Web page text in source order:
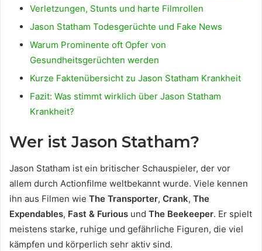
Verletzungen, Stunts und harte Filmrollen
Jason Statham Todesgerüchte und Fake News
Warum Prominente oft Opfer von
Gesundheitsgerüchten werden
Kurze Faktenübersicht zu Jason Statham Krankheit
Fazit: Was stimmt wirklich über Jason Statham
Krankheit?
Wer ist Jason Statham?
Jason Statham ist ein britischer Schauspieler, der vor
allem durch Actionfilme weltbekannt wurde. Viele kennen
ihn aus Filmen wie The Transporter, Crank, The
Expendables, Fast & Furious und The Beekeeper. Er spielt
meistens starke, ruhige und gefährliche Figuren, die viel
kämpfen und körperlich sehr aktiv sind.